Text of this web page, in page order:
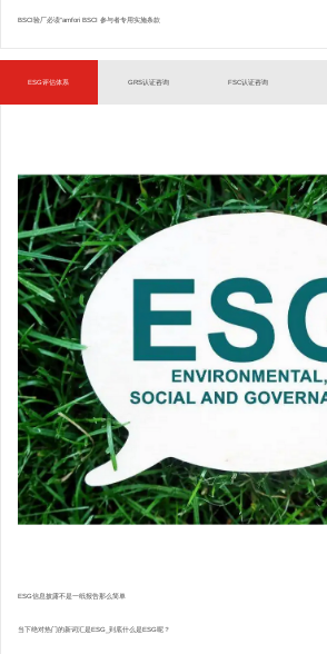
BSCI验厂必读”amfori BSCI 参与者专用实施条款
ESG评估体系 GRS认证咨询 FSC认证咨询
ESG信息披露不是一纸报告那么简单
当下绝对热门的新词汇是ESG_到底什么是ESG呢？